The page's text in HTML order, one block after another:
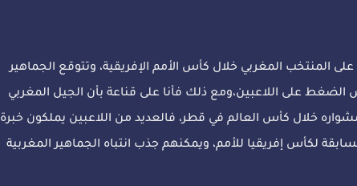
المنتخب المغربي خلال كأس الأمم الإفريقية، وتتوقع الجماهير
على اللاعبين،ومع ذلك فأنا على قناعة بأن الجيل المغربي
خلال كأس العالم في قطر، فالعديد من اللاعبين يملكون خبرة
لكأس إفريقيا للأمم، ويمكنهم جذب انتباه الجماهير المغربية